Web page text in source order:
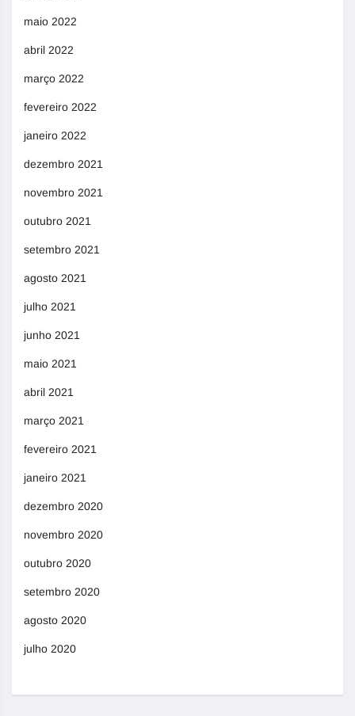
maio 2022
abril 2022
março 2022
fevereiro 2022
janeiro 2022
dezembro 2021
novembro 2021
outubro 2021
setembro 2021
agosto 2021
julho 2021
junho 2021
maio 2021
abril 2021
março 2021
fevereiro 2021
janeiro 2021
dezembro 2020
novembro 2020
outubro 2020
setembro 2020
agosto 2020
julho 2020